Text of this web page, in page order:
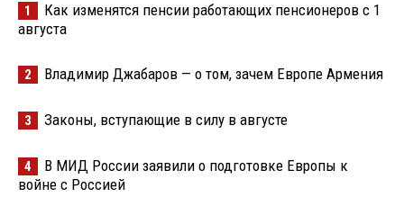
1
Как изменятся пенсии работающих пенсионеров с 1
августа
2 Владимир Джабаров — о том, зачем Европе Армения
3 Законы, вступающие в силу в августе
4
В МИД России заявили о подготовке Европы к
войне с Россией